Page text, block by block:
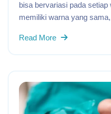
bisa bervariasi pada
memiliki warna yang
Read More